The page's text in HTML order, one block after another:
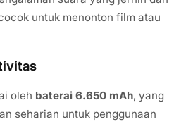
untuk menonton film atau
oleh baterai 6.650 mAh, yang
seharian untuk penggunaan